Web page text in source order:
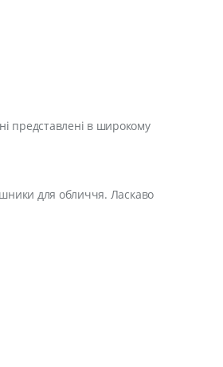
представлені в широкому
для обличчя. Ласкаво